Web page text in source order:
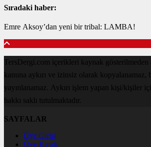
Sıradaki haber:
Emre Aksoy’dan yeni bir tribal: LAMBA!
TersDergi.com içerikleri kaynak gösterilmeden
kanuna aykırı ve izinsiz olarak kopyalanamaz,
yayınlanamaz. Aykırı işlem yapan kişi/kişiler
hakkı saklı tutulmaktadır.
SAYFALAR
Üye Girişi
Üye Kaydı